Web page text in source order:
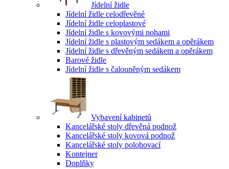
Jídelní židle
Jídelní židle celodřevěné
Jídelní židle celoplastové
Jídelní židle s kovovými nohami
Jídelní židle s plastovým sedákem a opěrákem
Jídelní židle s dřevěným sedákem a opěrákem
Barové židle
Jídelní židle s čalouněným sedákem
Vybavení kabinetů
Kancelářské stoly dřevěná podnož
Kancelářské stoly kovová podnož
Kancelářské stoly polohovací
Kontejner
Doplňky